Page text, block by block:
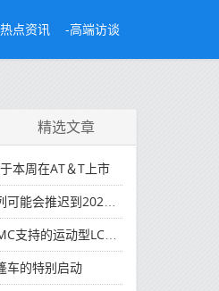
点资讯 -高端访谈
精选文章
本周在AT＆T上市
能会推迟到2021年
持的运动型LCD屏幕
车的特别启动